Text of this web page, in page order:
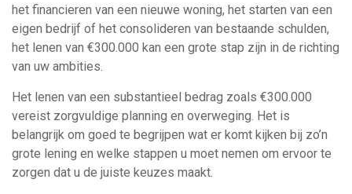
het financieren van een nieuwe woning, het starten van een
eigen bedrijf of het consolideren van bestaande schulden,
het lenen van €300.000 kan een grote stap zijn in de richting
van uw ambities.
Het lenen van een substantieel bedrag zoals €300.000
vereist zorgvuldige planning en overweging. Het is
belangrijk om goed te begrijpen wat er komt kijken bij zo’n
grote lening en welke stappen u moet nemen om ervoor te
zorgen dat u de juiste keuzes maakt.